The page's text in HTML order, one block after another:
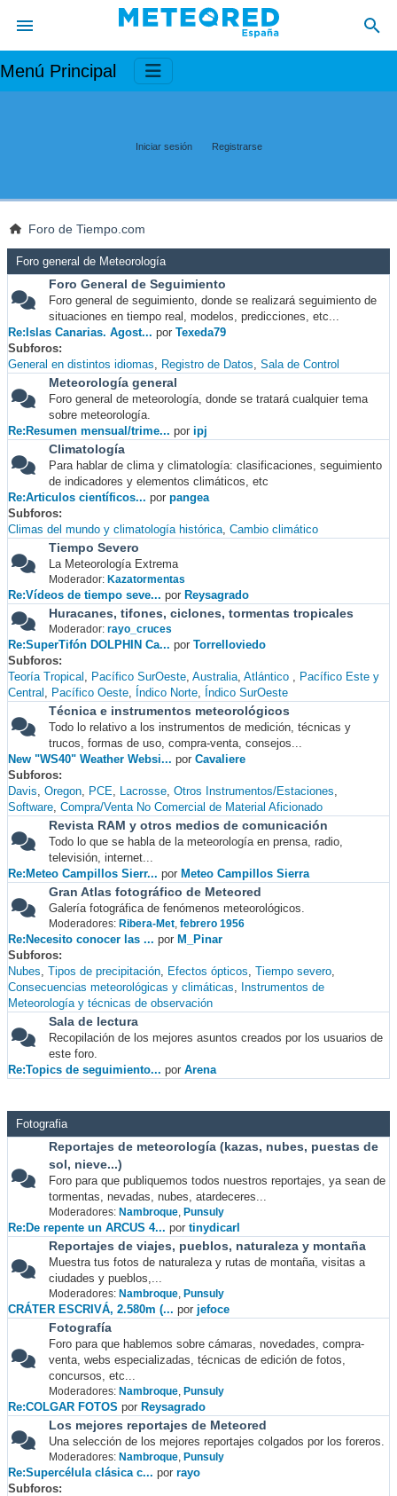
Menú Principal
Iniciar sesión Registrarse
Foro de Tiempo.com
Foro general de Meteorología
Foro General de Seguimiento
Foro general de seguimiento, donde se realizará seguimiento de
situaciones en tiempo real, modelos, predicciones, etc...
Re:Islas Canarias. Agost... por Texeda79
Subforos
General en distintos idiomas
Registro de Datos Sala de Control
Meteorología general
Foro general de meteorología, donde se tratará cualquier tema
sobre meteorología.
Re:Resumen mensual/trime... por ipj
Climatología
Para hablar de clima y climatología: clasificaciones, seguimiento
de indicadores y elementos climáticos, etc
Re:Articulos científicos... por pangea
Subforos
Climas del mundo y climatología histórica Cambio climático
Tiempo Severo
La Meteorología Extrema
Moderador: Kazatormentas
Re:Vídeos de tiempo seve... por Reysagrado
Huracanes, tifones, ciclones, tormentas tropicales
Moderador: rayo_cruces
Re:SuperTifón DOLPHIN Ca... por Torrelloviedo
Subforos
Teoría Tropical
Pacífico SurOeste Australia Atlántico
Pacífico Este y
Central
Pacífico Oeste Índico Norte Índico SurOeste
Técnica e instrumentos meteorológicos
Todo lo relativo a los instrumentos de medición, técnicas y
trucos, formas de uso, compra-venta, consejos...
New "WS40" Weather Websi... por Cavaliere
Subforos
Davis Oregon PCE Lacrosse Otros Instrumentos/Estaciones
Software Compra/Venta No Comercial de Material Aficionado
Revista RAM y otros medios de comunicación
Todo lo que se habla de la meteorología en prensa, radio,
televisión, internet...
Re:Meteo Campillos Sierr... por Meteo Campillos Sierra
Gran Atlas fotográfico de Meteored
Galería fotográfica de fenómenos meteorológicos.
Moderadores: Ribera-Met, febrero 1956
Re:Necesito conocer las ... por M_Pinar
Subforos
Nubes Tipos de precipitación Efectos ópticos Tiempo severo
Consecuencias meteorológicas y climáticas
Instrumentos de
Meteorología y técnicas de observación
Sala de lectura
Recopilación de los mejores asuntos creados por los usuarios de
este foro.
Re:Topics de seguimiento... por Arena
Fotografia
Reportajes de meteorología (kazas, nubes, puestas de
sol, nieve...)
Foro para que publiquemos todos nuestros reportajes, ya sean de
tormentas, nevadas, nubes, atardeceres...
Moderadores: Nambroque, Punsuly
Re:De repente un ARCUS 4... por tinydicarl
Reportajes de viajes, pueblos, naturaleza y montaña
Muestra tus fotos de naturaleza y rutas de montaña, visitas a
ciudades y pueblos,...
Moderadores: Nambroque, Punsuly
CRÁTER ESCRIVÁ, 2.580m (... por jefoce
Fotografía
Foro para que hablemos sobre cámaras, novedades, compra-
venta, webs especializadas, técnicas de edición de fotos,
concursos, etc...
Moderadores: Nambroque, Punsuly
Re:COLGAR FOTOS por Reysagrado
Los mejores reportajes de Meteored
Una selección de los mejores reportajes colgados por los foreros.
Moderadores: Nambroque, Punsuly
Re:Supercélula clásica c... por rayo
Subforos